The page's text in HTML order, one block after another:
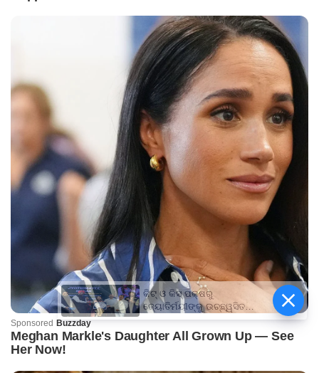
କିଟ୍‍ ଓ କିସ୍‍ ପକ୍ଷରୁ
ଜ୍ୟୋତିର୍ମୟୀଙ୍କୁ ଉଚ୍ଛ୍ୱସିତ
ସମ୍ବର୍ଦ୍ଧନା; ୫ଲକ୍ଷ ଟଙ୍କାର
ପ୍ରୋତ୍ସାହନ ରାଶି ପ୍ରଦାନ